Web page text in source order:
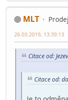
MLT
26.03.2019, 13:39:13
Citace od:
Citace od: